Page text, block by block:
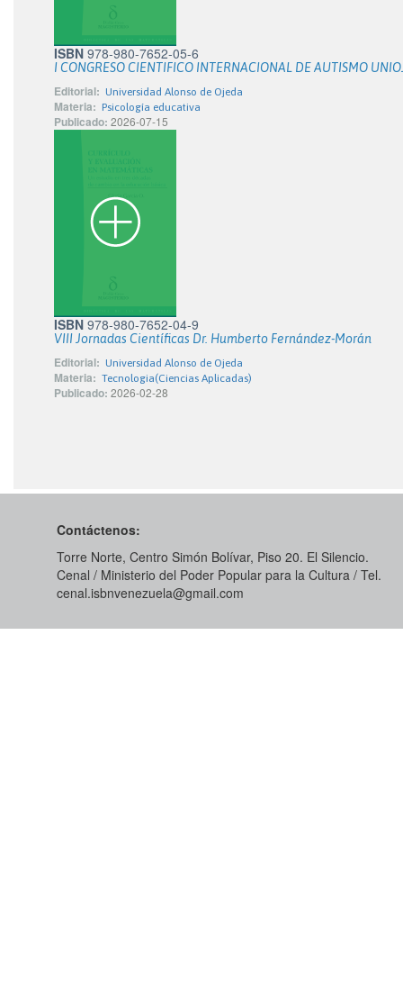
ISBN 978-980-7652-05-6
I CONGRESO CIENTIFICO INTERNACIONAL DE AUTISMO
Editorial: Universidad Alonso de Ojeda
Materia: Psicología educativa
Publicado: 2026-07-15
ISBN 978-980-7652-04-9
VIII Jornadas Científicas Dr. Humberto Fernández-Morán
Editorial: Universidad Alonso de Ojeda
Materia: Tecnologia(Ciencias Aplicadas)
Publicado: 2026-02-28
Contáctenos:
Torre Norte, Centro Simón Bolívar, Piso 20. El Silencio.
Cenal / Ministerio del Poder Popular para la Cultura / Tel.
cenal.isbnvenezuela@gmail.com